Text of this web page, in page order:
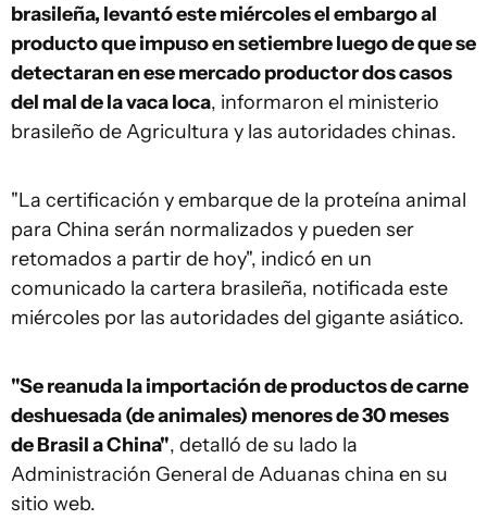
brasileña, levantó este miércoles el embargo al
producto que impuso en setiembre luego de que se
detectaran en ese mercado productor dos casos
del mal de la vaca loca, informaron el ministerio
brasileño de Agricultura y las autoridades chinas.
"La certificación y embarque de la proteína animal
para China serán normalizados y pueden ser
retomados a partir de hoy", indicó en un
comunicado la cartera brasileña, notificada este
miércoles por las autoridades del gigante asiático.
"Se reanuda la importación de productos de carne
deshuesada (de animales) menores de 30 meses
de Brasil a China", detalló de su lado la
Administración General de Aduanas china en su
sitio web.